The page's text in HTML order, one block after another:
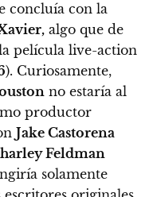
concluía con la
algo que de
película live-action
). Curiosamente,
no estaría al
productor
Jake Castorena
Feldman
solamente